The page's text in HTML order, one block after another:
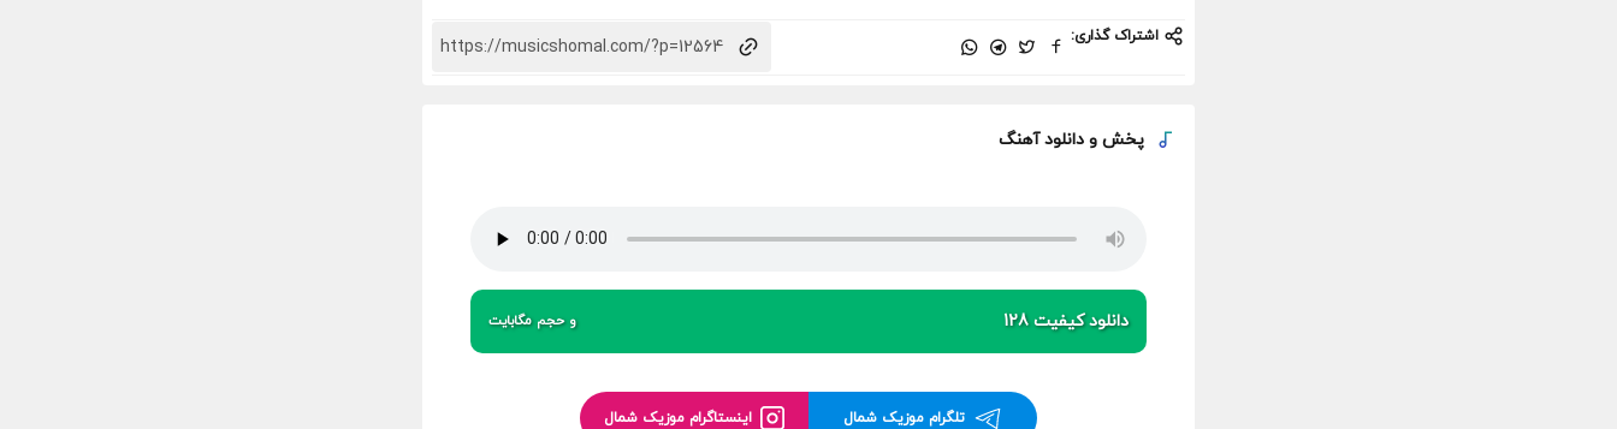
اشتراک گذاری:
پخش و دانلود آهنگ
دانلود کیفیت 128 و حجم مگابایت
تلگرام موزیک شمال اینستاگرام موزیک شمال